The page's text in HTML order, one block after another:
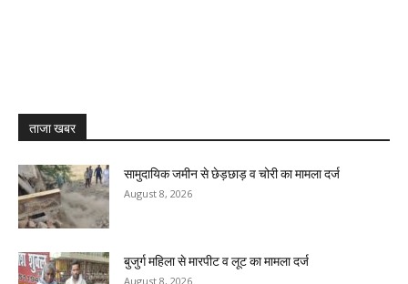
ताजा खबर
सामुदायिक जमीन से छेड़छाड़ व चोरी का मामला दर्ज
August 8, 2026
बुजुर्ग महिला से मारपीट व लूट का मामला दर्ज
August 8, 2026